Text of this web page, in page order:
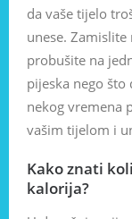
da vaše tijelo
unese.
probušite na
pijeska nego što
nekog vremena
vašim tijelom i
Kako znati
kalorija?